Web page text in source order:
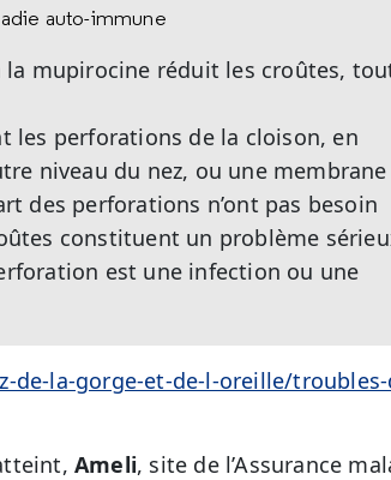
auto-immune
la mupirocine réduit les croûtes,
les perforations de la cloison, en
niveau du nez, ou une membrane
des perforations n’ont pas besoin
constituent un problème
est une infection ou une
de-la-gorge-et-de-l-oreille/
Ameli, site de l’Assurance